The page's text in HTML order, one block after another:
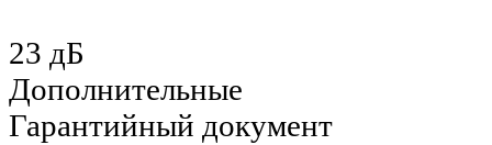
23 дБ
Дополнительные
Гарантийный документ